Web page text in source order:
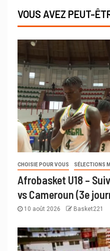
VOUS AVEZ PEUT-
CHOISIE POUR VOUS SÉLECTIONS
Afrobasket U18 –
vs Cameroun (3e
10 août 2026 Basket221